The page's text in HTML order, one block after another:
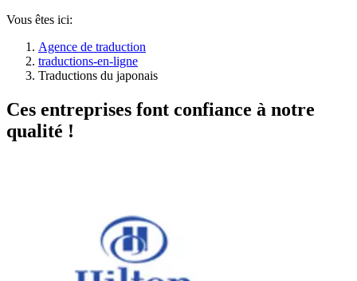
Vous êtes ici:
Agence de traduction
traductions-en-ligne
Traductions du japonais
Ces entreprises font confiance à notre
qualité !